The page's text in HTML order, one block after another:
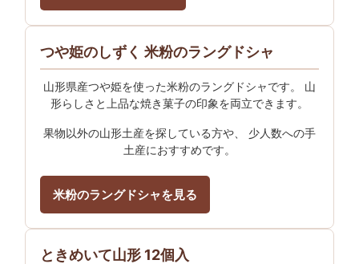
つや姫のしずく 米粉のラングドシャ
山形県産つや姫を使った米粉のラングドシャです。 山
形らしさと上品な焼き菓子の印象を両立できます。
果物以外の山形土産を探している方や、 少人数への手
土産におすすめです。
米粉のラングドシャを見る
ときめいて山形 12個入